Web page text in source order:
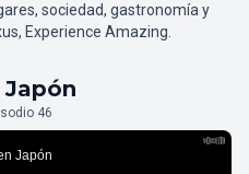
sociedad, gastronomía y
Experience Amazing.
46